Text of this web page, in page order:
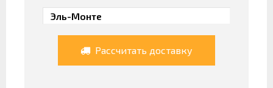
Рассчитать доставку